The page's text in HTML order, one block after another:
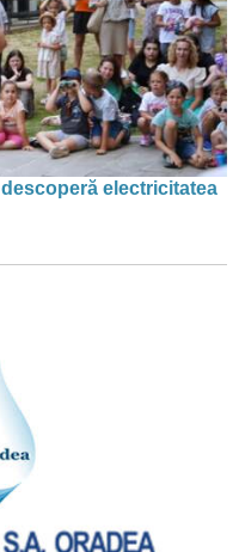
electricitatea